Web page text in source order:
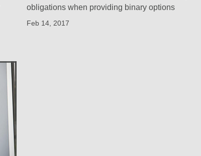
obligations when providing binary options
Feb 14, 2017